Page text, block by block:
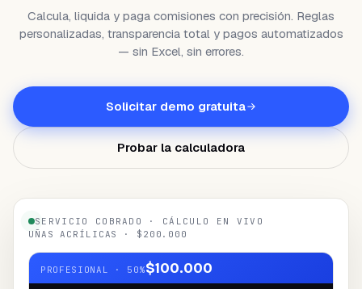
WeiAcademy
Contacto
¿NECESITAS AYUDA?
Habla con un especialista y diseña tu
plan.
Calcula, liquida y paga comisiones con precisión. Reglas
personalizadas, transparencia total y pagos automatizados
— sin Excel, sin errores.
Solicitar demo gratuita
Probar la calculadora
SERVICIO COBRADO · CÁLCULO EN VIVO
UÑAS ACRÍLICAS · $200.000
PROFESIONAL · 50%$100.000